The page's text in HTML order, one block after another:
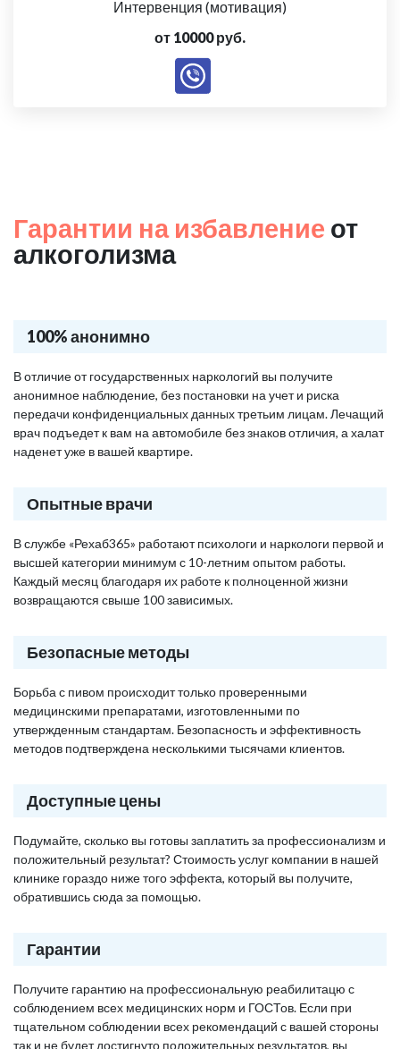
Интервенция (мотивация)
от 10000 руб.
Гарантии на избавление от
алкоголизма
100% анонимно
В отличие от государственных наркологий вы получите
анонимное наблюдение, без постановки на учет и риска
передачи конфиденциальных данных третьим лицам. Лечащий
врач подъедет к вам на автомобиле без знаков отличия, а халат
наденет уже в вашей квартире.
Опытные врачи
В службе «Рехаб365» работают психологи и наркологи первой и
высшей категории минимум с 10-летним опытом работы.
Каждый месяц благодаря их работе к полноценной жизни
возвращаются свыше 100 зависимых.
Безопасные методы
Борьба с пивом происходит только проверенными
медицинскими препаратами, изготовленными по
утвержденным стандартам. Безопасность и эффективность
методов подтверждена несколькими тысячами клиентов.
Доступные цены
Подумайте, сколько вы готовы заплатить за профессионализм и
положительный результат? Стоимость услуг компании в нашей
клинике гораздо ниже того эффекта, который вы получите,
обратившись сюда за помощью.
Гарантии
Получите гарантию на профессиональную реабилитацю с
соблюдением всех медицинских норм и ГОСТов. Если при
тщательном соблюдении всех рекомендаций с вашей стороны
так и не будет достигнуто положительных результатов, вы